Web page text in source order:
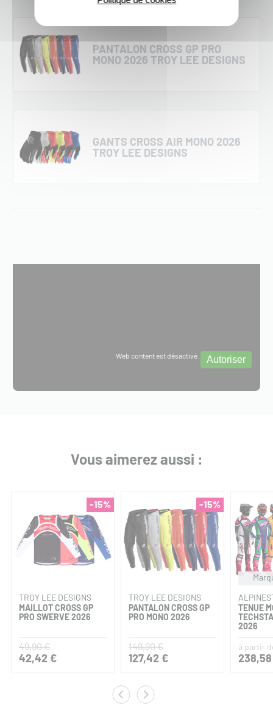
PANTALON CROSS GP PRO
MONO 2026 TROY LEE DESIGNS
GANTS CROSS AIR MONO 2026
TROY LEE DESIGNS
Web content est désactivé. Autoriser
Vous aimerez aussi :
-15%
TROY LEE DESIGNS
MAILLOT CROSS GP
PRO SWERVE 2026
49,90 €
42,42 €
-15%
TROY LEE DESIGNS
PANTALON CROSS GP
PRO MONO 2026
149,90 €
127,42 €
TENUE
2026
à partir